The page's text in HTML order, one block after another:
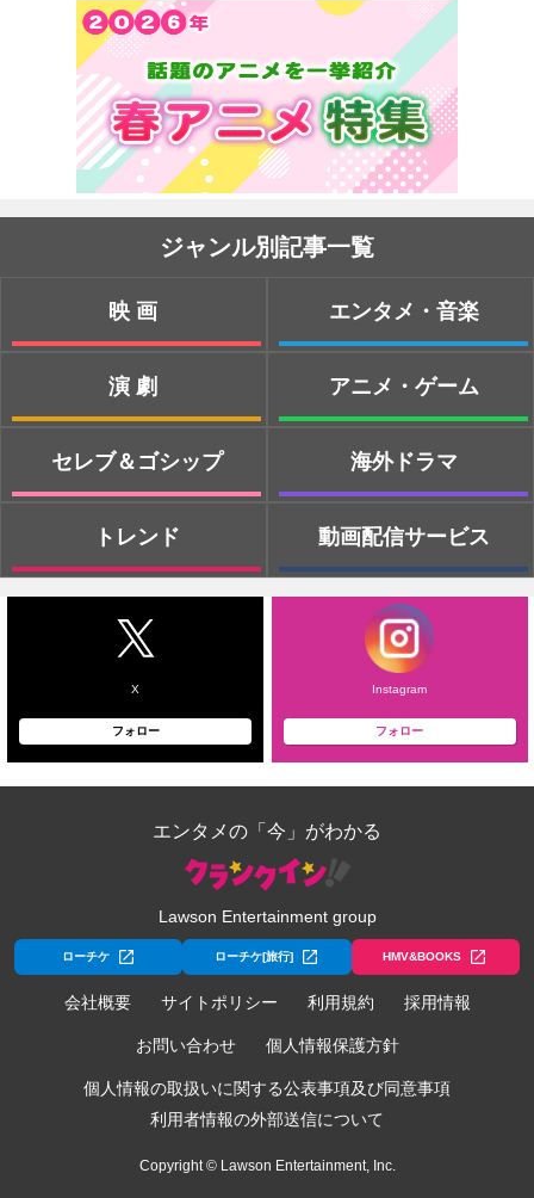
ジャンル別記事一覧
映画
演劇
セレブ＆ゴシップ
トレンド
エンタメ・音楽
アニメ・ゲーム
海外ドラマ
動画配信サービス
X
フォロー
Instagram
フォロー
エンタメの「今」がわかる
Lawson Entertainment group
ローチケ ローチケ[旅行] HMV&BOOKS
会社概要 サイトポリシー 利用規約 採用情報
お問い合わせ 個人情報保護方針
個人情報の取扱いに関する公表事項及び同意事項
利用者情報の外部送信について
Copyright © Lawson Entertainment, Inc.